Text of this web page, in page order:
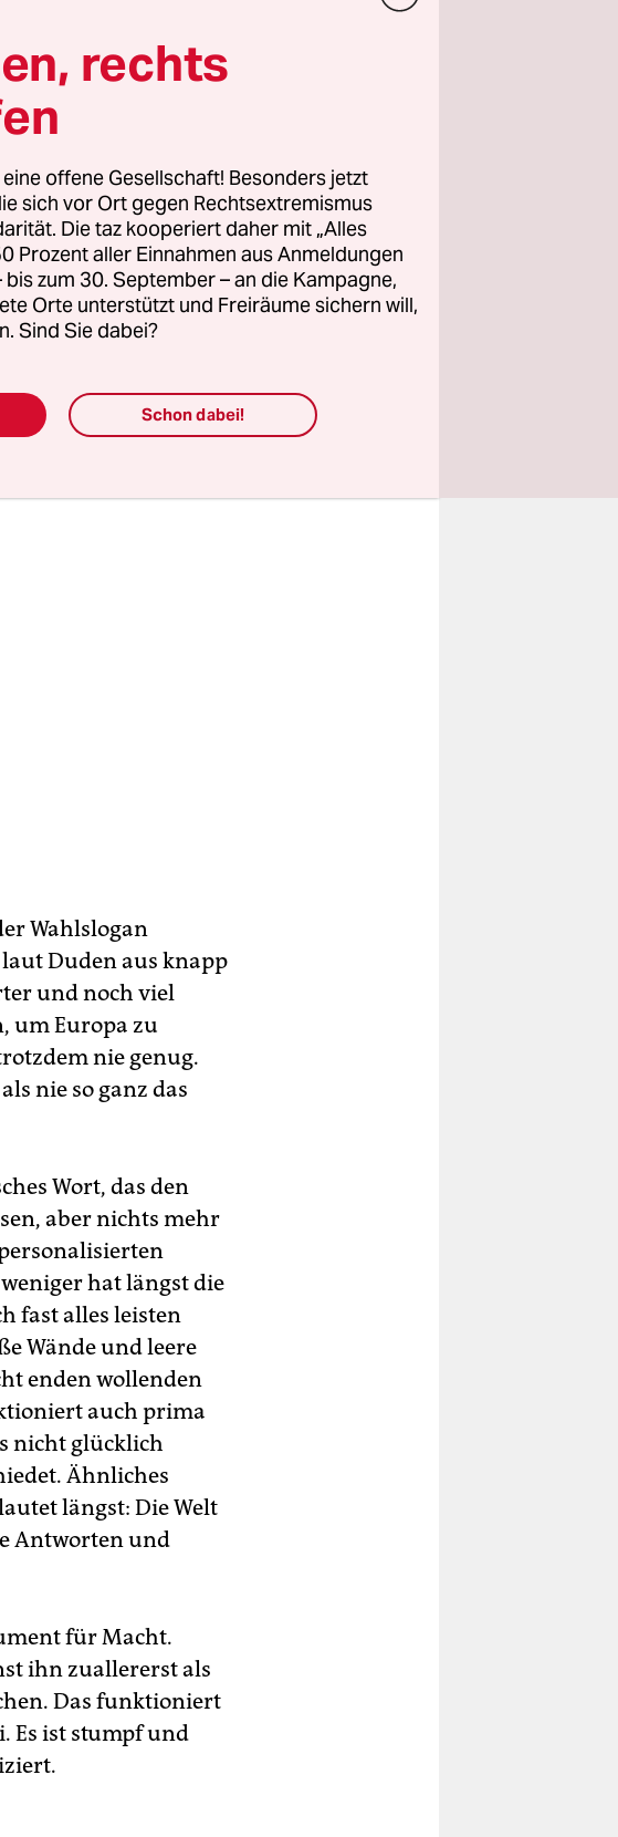
Google-Suche ist
man es an fällt es
„bunt“,
Nummer vier
die richtigen
Freiheit und toten
ist auch der
muss man sich
ist _____. Ein
eine Lösung
Wahl­slogan
Duden aus knapp
und noch viel
um Europa zu
nie genug.
nie so ganz das
Wort, das den
aber nichts mehr
hat längst die
fast alles leisten
Wände und leere
enden wollenden
auch prima
nicht glücklich
Ähnliches
längst: Die Welt
Antworten und
für Macht.
ihn zuallererst als
Das funktioniert
Es ist stumpf und
rechts
offene Gesellschaft! Besonders jetzt
sich vor Ort gegen Rechtsextremismus
Die taz kooperiert daher mit „Alles
Prozent aller Einnahmen aus Anmeldungen
bis zum 30. September – an die Kampagne,
Orte unterstützt und Freiräume sichern will,
Sind Sie dabei?
Schon dabei!